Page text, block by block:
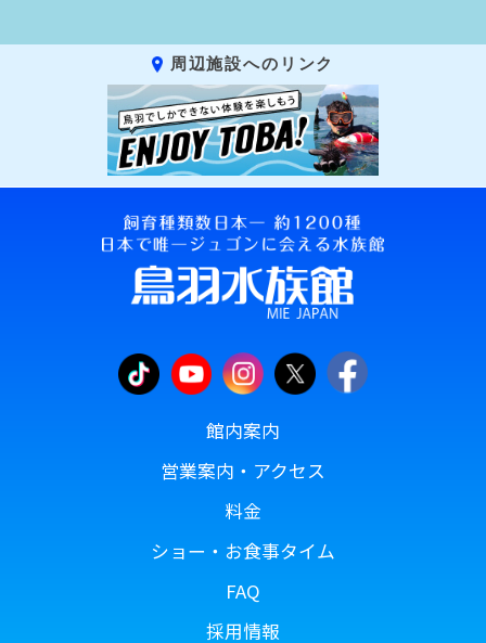
周辺施設へのリンク
館内案内
営業案内・アクセス
料金
ショー・お食事タイム
FAQ
採用情報